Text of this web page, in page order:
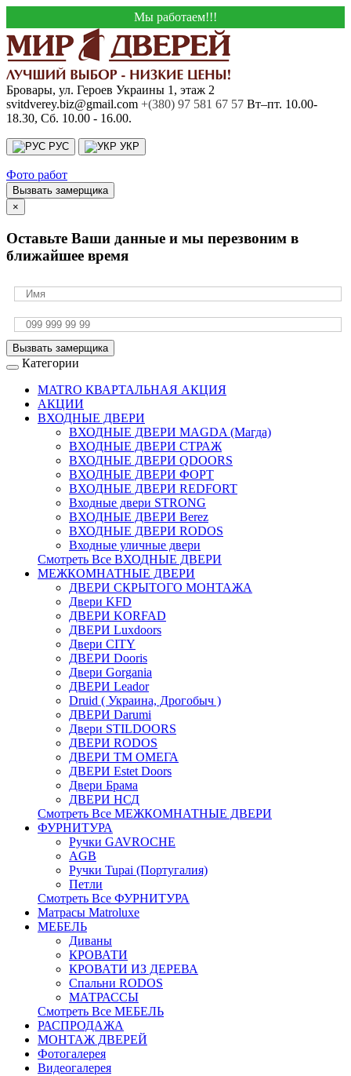
Мы работаем!!!
Бровары, ул. Героев Украины 1, этаж 2
svitdverey.biz@gmail.com +(380) 97 581 67 57 Вт–пт. 10.00-
18.30, Сб. 10.00 - 16.00.
РУС УКР
Фото работ
Вызвать замерщика
×
Оставьте Ваши данные и мы перезвоним в
ближайшее время
Вызвать замерщика
Категории
MATRO КВАРТАЛЬНАЯ АКЦИЯ
АКЦИИ
ВХОДНЫЕ ДВЕРИ
ВХОДНЫЕ ДВЕРИ МAGDA (Магда)
ВХОДНЫЕ ДВЕРИ СТРАЖ
ВХОДНЫЕ ДВЕРИ QDOORS
ВХОДНЫЕ ДВЕРИ ФОРТ
ВХОДНЫЕ ДВЕРИ REDFORT
Входные двери STRONG
ВХОДНЫЕ ДВЕРИ Berez
ВХОДНЫЕ ДВЕРИ RODOS
Входные уличные двери
Смотреть Все ВХОДНЫЕ ДВЕРИ
МЕЖКОМНАТНЫЕ ДВЕРИ
ДВЕРИ СКРЫТОГО МОНТАЖА
Двери KFD
ДВЕРИ KORFAD
ДВЕРИ Luxdoors
Двери CITY
ДВЕРИ Dooris
Двери Gorgania
ДВЕРИ Leador
Druid ( Украина, Дрогобыч )
ДВЕРИ Darumi
Двери STILDOORS
ДВЕРИ RODOS
ДВЕРИ ТМ ОМЕГА
ДВЕРИ Estet Doors
Двери Брама
ДВЕРИ НСД
Смотреть Все МЕЖКОМНАТНЫЕ ДВЕРИ
ФУРНИТУРА
Ручки GAVROCHE
AGB
Ручки Tupai (Португалия)
Петли
Смотреть Все ФУРНИТУРА
Матрасы Matroluxe
МЕБЕЛЬ
Диваны
КРОВАТИ
КРОВАТИ ИЗ ДЕРЕВА
Спальни RODOS
МАТРАССЫ
Смотреть Все МЕБЕЛЬ
РАСПРОДАЖА
МОНТАЖ ДВЕРЕЙ
Фотогалерея
Видеогалерея